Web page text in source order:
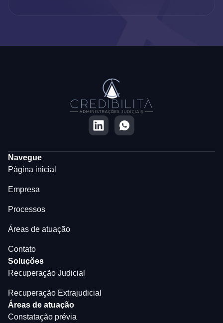
Navegue
Página inicial
Empresa
Processos
Áreas de atuação
Contato
Soluções
Recuperação Judicial
Recuperação Extrajudicial
Áreas de atuação
Constatação prévia